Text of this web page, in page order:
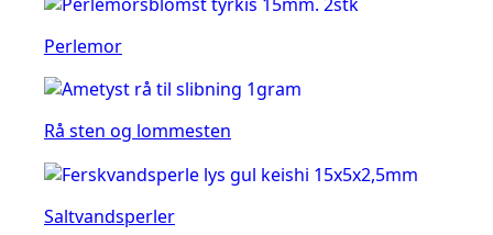
Perlemor
Rå sten og lommesten
Saltvandsperler